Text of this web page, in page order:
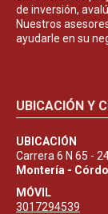
de inversión,
Nuestros
ayudarle en su
UBICACIÓN Y
UBICACIÓN
Carrera 6 N 65 -
Montería -
MÓVIL
3017294539